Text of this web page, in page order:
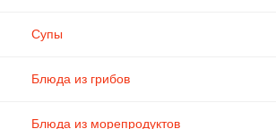
Супы
Блюда из грибов
Блюда из морепродуктов